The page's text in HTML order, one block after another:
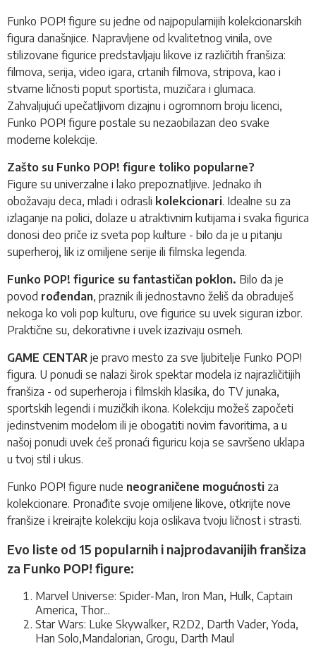
Funko POP! figure su jedne od najpopularnijih kolekcionarskih
figura današnjice. Napravljene od kvalitetnog vinila, ove
stilizovane figurice predstavljaju likove iz različitih franšiza:
filmova, serija, video igara, crtanih filmova, stripova, kao i
stvarne ličnosti poput sportista, muzičara i glumaca.
Zahvaljujući upečatljivom dizajnu i ogromnom broju licenci,
Funko POP! figure postale su nezaobilazan deo svake
moderne kolekcije.
Zašto su Funko POP! figure toliko popularne?
Figure su univerzalne i lako prepoznatljive. Jednako ih
obožavaju deca, mladi i odrasli kolekcionari. Idealne su za
izlaganje na polici, dolaze u atraktivnim kutijama i svaka figurica
donosi deo priče iz sveta pop kulture - bilo da je u pitanju
superheroj, lik iz omiljene serije ili filmska legenda.
Funko POP! figurice su fantastičan poklon. Bilo da je
povod rođendan, praznik ili jednostavno želiš da obraduješ
nekoga ko voli pop kulturu, ove figurice su uvek siguran izbor.
Praktične su, dekorativne i uvek izazivaju osmeh.
GAME CENTAR je pravo mesto za sve ljubitelje Funko POP!
figura. U ponudi se nalazi širok spektar modela iz najrazličitijih
franšiza - od superheroja i filmskih klasika, do TV junaka,
sportskih legendi i muzičkih ikona. Kolekciju možeš započeti
jedinstvenim modelom ili je obogatiti novim favoritima, a u
našoj ponudi uvek ćeš pronaći figuricu koja se savršeno uklapa
u tvoj stil i ukus.
Funko POP! figure nude neograničene mogućnosti za
kolekcionare. Pronađite svoje omiljene likove, otkrijte nove
franšize i kreirajte kolekciju koja oslikava tvoju ličnost i strasti.
Evo liste od 15 popularnih i najprodavanijih franšiza
za Funko POP! figure:
Marvel Universe: Spider-Man, Iron Man, Hulk, Captain
America, Thor...
Star Wars: Luke Skywalker, R2D2, Darth Vader, Yoda,
Han Solo,Mandalorian, Grogu, Darth Maul